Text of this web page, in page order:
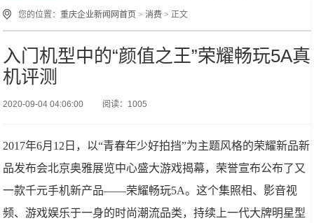
您的位置：重庆企业新闻网首页 >消费 > 正文
入门机型中的“颜值之王”荣耀畅玩5A真
机评测
2020-09-04 04:06:00 阅读：1005
2017年6月12日，以“青春年少好拍挡”为主题风格的荣耀新品新
品发布会北京奥雅展览中心盛大游戏揭幕，荣誉宣布公布了又
一款千元手机新产品——荣耀畅玩5A。这个集照相、影音视
频、游戏娱乐于一身的时尚潮流品类，持续上一代大牌明星型